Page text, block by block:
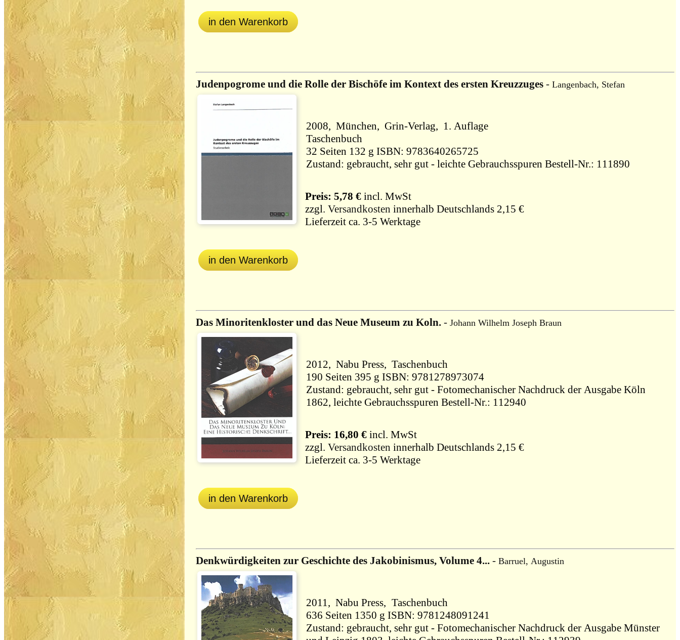
in den Warenkorb
Judenpogrome und die Rolle der Bischöfe im Kontext des ersten Kreuzzuges - Langenbach, Stefan
2008, München, Grin-Verlag, 1. Auflage
Taschenbuch
32 Seiten 132 g ISBN: 9783640265725
Zustand: gebraucht, sehr gut - leichte Gebrauchsspuren Bestell-Nr.: 111890
Preis: 5,78 € incl. MwSt
zzgl. Versandkosten innerhalb Deutschlands 2,15 €
Lieferzeit ca. 3-5 Werktage
in den Warenkorb
Das Minoritenkloster und das Neue Museum zu Koln. - Johann Wilhelm Joseph Braun
2012, Nabu Press, Taschenbuch
190 Seiten 395 g ISBN: 9781278973074
Zustand: gebraucht, sehr gut - Fotomechanischer Nachdruck der Ausgabe Köln
1862, leichte Gebrauchsspuren Bestell-Nr.: 112940
Preis: 16,80 € incl. MwSt
zzgl. Versandkosten innerhalb Deutschlands 2,15 €
Lieferzeit ca. 3-5 Werktage
in den Warenkorb
Denkwürdigkeiten zur Geschichte des Jakobinismus, Volume 4... - Barruel, Augustin
2011, Nabu Press, Taschenbuch
636 Seiten 1350 g ISBN: 9781248091241
Zustand: gebraucht, sehr gut - Fotomechanischer Nachdruck der Ausgabe Münster